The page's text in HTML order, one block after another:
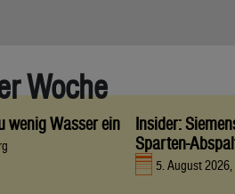
Woche
wenig Wasser ein
Insider:
Sparten-
5. August 2026,